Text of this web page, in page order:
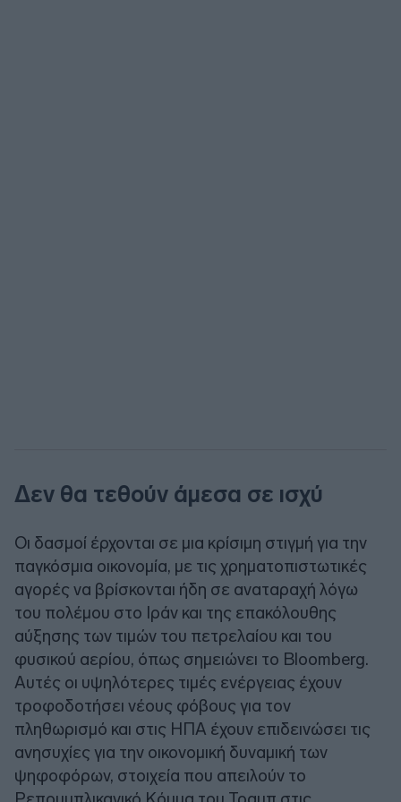
Δεν θα τεθούν άμεσα σε ισχύ
Οι δασμοί έρχονται σε μια κρίσιμη στιγμή για την
παγκόσμια οικονομία, με τις χρηματοπιστωτικές
αγορές να βρίσκονται ήδη σε αναταραχή λόγω
του πολέμου στο Ιράν και της επακόλουθης
αύξησης των τιμών του πετρελαίου και του
φυσικού αερίου, όπως σημειώνει το Bloomberg.
Αυτές οι υψηλότερες τιμές ενέργειας έχουν
τροφοδοτήσει νέους φόβους για τον
πληθωρισμό και στις ΗΠΑ έχουν επιδεινώσει τις
ανησυχίες για την οικονομική δυναμική των
ψηφοφόρων, στοιχεία που απειλούν το